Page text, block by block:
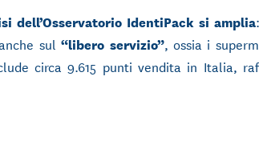
dell’Osservatorio IdentiPack si amplia
sul“libero servizio”, ossia i
circa 9.615 punti vendita in Italia,